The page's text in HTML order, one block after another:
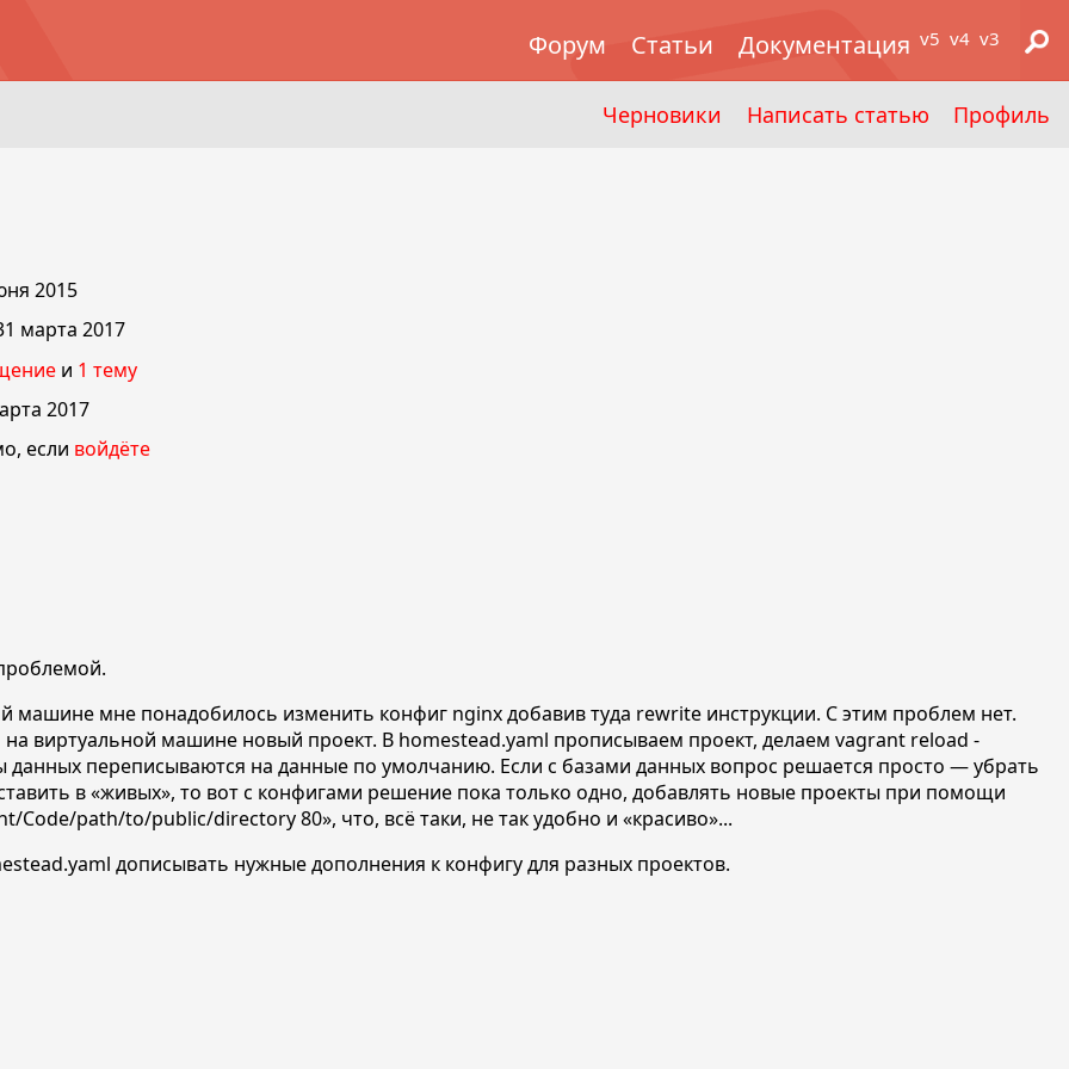
Форум Статьи Документация v5 v4 v3
Черновики Написать статью Профиль
2015
марта 2017
и 1 тему
2017
если войдёте
машине мне понадобилось изменить конфиг nginx добавив туда rewrite инструкции. С этим проблем нет.
виртуальной машине новый проект. В homestead.yaml прописываем проект, делаем vagrant reload -
данных переписываются на данные по умолчанию. Если с базами данных вопрос решается просто — убрать
в«живых», то вот с конфигами решение пока только одно, добавлять новые проекты при помощи
Code/path/to/public/directory 80», что, всё таки, не так удобно и «красиво»...
дописывать нужные дополнения к конфигу для разных проектов.